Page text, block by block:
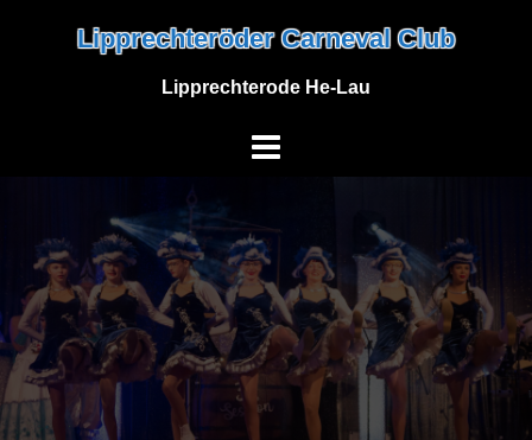
Lipprechteröder Carneval Club
Lipprechterode He-Lau